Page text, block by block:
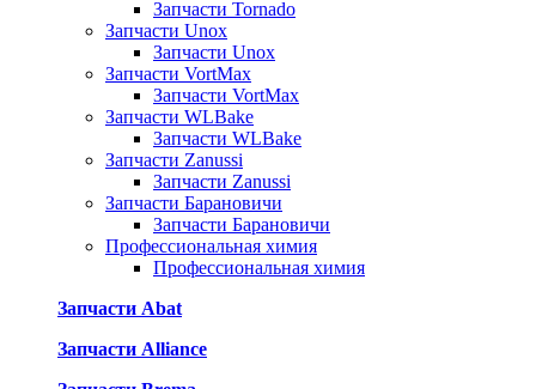
Запчасти Tornado
Запчасти Unox
Запчасти Unox
Запчасти VortMax
Запчасти VortMax
Запчасти WLBake
Запчасти WLBake
Запчасти Zanussi
Запчасти Zanussi
Запчасти Барановичи
Запчасти Барановичи
Профессиональная химия
Профессиональная химия
Запчасти Abat
Запчасти Alliance